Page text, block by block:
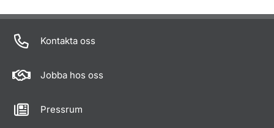
Om sidan
Kontakta oss
Jobba hos oss
Pressrum